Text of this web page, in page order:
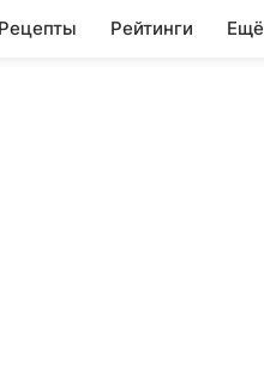
Рецепты Рейтинги Ещё